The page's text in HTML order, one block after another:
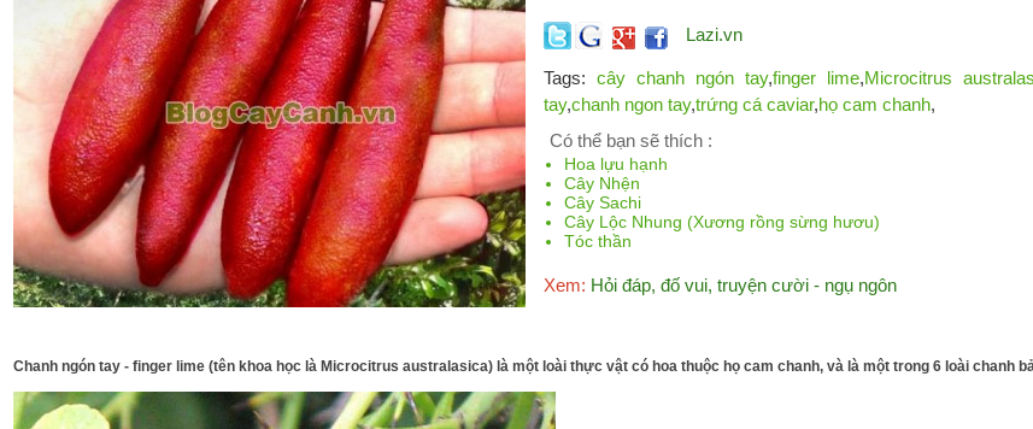
Lazi.vn
Tags: cây chanh ngón tay,finger lime,Microcitrus
tay,chanh ngon tay,trứng cá caviar,họ cam chanh,
Có thể bạn sẽ thích :
Hoa lựu hạnh
Cây Nhện
Cây Sachi
Cây Lộc Nhung (Xương rồng sừng hươu)
Tóc thần
Xem: Hỏi đáp, đố vui, truyện cười - ngụ ngôn
Chanh ngón tay - finger lime (tên khoa học là Microcitrus australasica) là một loài thực vật có hoa thuộc họ cam chanh, và là một trong 6 loài chanh